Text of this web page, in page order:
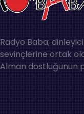
Radyo Baba;
sevinçlerine ortak
Alman dostluğunun